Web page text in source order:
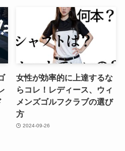
女性が効率的に上達するな
らコレ！レディース、ウィ
メンズゴルフクラブの選び
方
2024-09-26